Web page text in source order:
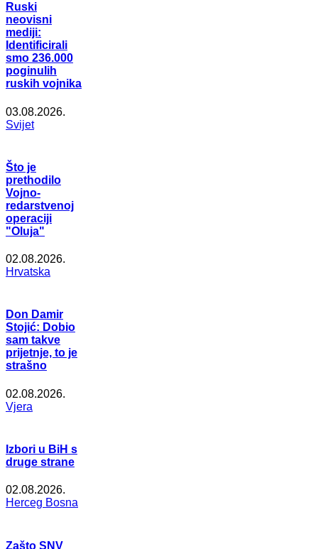
Ruski
neovisni
mediji:
Identificirali
smo 236.000
poginulih
ruskih vojnika
03.08.2026.
Svijet
Što je
prethodilo
Vojno-
redarstvenoj
operaciji
"Oluja"
02.08.2026.
Hrvatska
Don Damir
Stojić: Dobio
sam takve
prijetnje, to je
strašno
02.08.2026.
Vjera
Izbori u BiH s
druge strane
02.08.2026.
Herceg Bosna
Zašto SNV